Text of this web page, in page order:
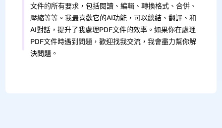
文件的所有要求，包括閱讀、編輯、轉換格式、合併、
壓縮等等。我最喜歡它的AI功能，可以總結、翻譯、和
AI對話，提升了我處理PDF文件的效率。如果你在處理
PDF文件時遇到問題，歡迎找我交流，我會盡力幫你解
決問題。